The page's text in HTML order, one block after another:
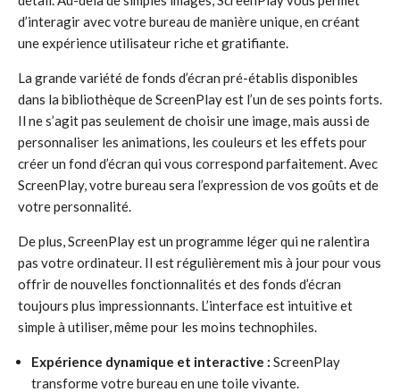
d’interagir avec votre bureau de manière unique, en créant
une expérience utilisateur riche et gratifiante.
La grande variété de fonds d’écran pré-établis disponibles
dans la bibliothèque de ScreenPlay est l’un de ses points forts.
Il ne s’agit pas seulement de choisir une image, mais aussi de
personnaliser les animations, les couleurs et les effets pour
créer un fond d’écran qui vous correspond parfaitement. Avec
ScreenPlay, votre bureau sera l’expression de vos goûts et de
votre personnalité.
De plus, ScreenPlay est un programme léger qui ne ralentira
pas votre ordinateur. Il est régulièrement mis à jour pour vous
offrir de nouvelles fonctionnalités et des fonds d’écran
toujours plus impressionnants. L’interface est intuitive et
simple à utiliser, même pour les moins technophiles.
Expérience dynamique et interactive : ScreenPlay
transforme votre bureau en une toile vivante.